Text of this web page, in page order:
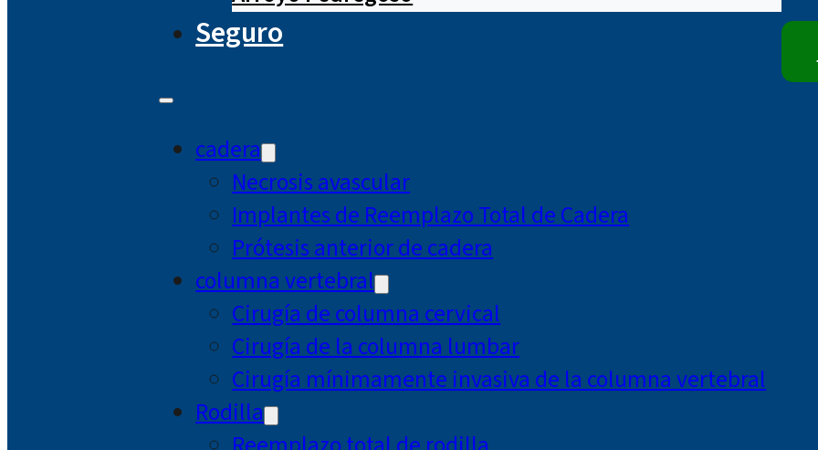
Seguro
cadera
Necrosis avascular
Implantes de Reemplazo Total de Cadera
Prótesis anterior de cadera
columna vertebral
Cirugía de columna cervical
Cirugía de la columna lumbar
Cirugía mínimamente invasiva de la columna vertebral
Rodilla